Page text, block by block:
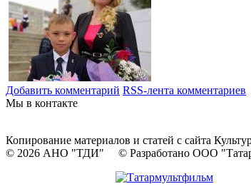
Добавить комментарий RSS-лента комментариев
Мы в контакте
Копирование материалов и статей с сайта
© 2026 АНО "ТДИ" © Разработано ООО